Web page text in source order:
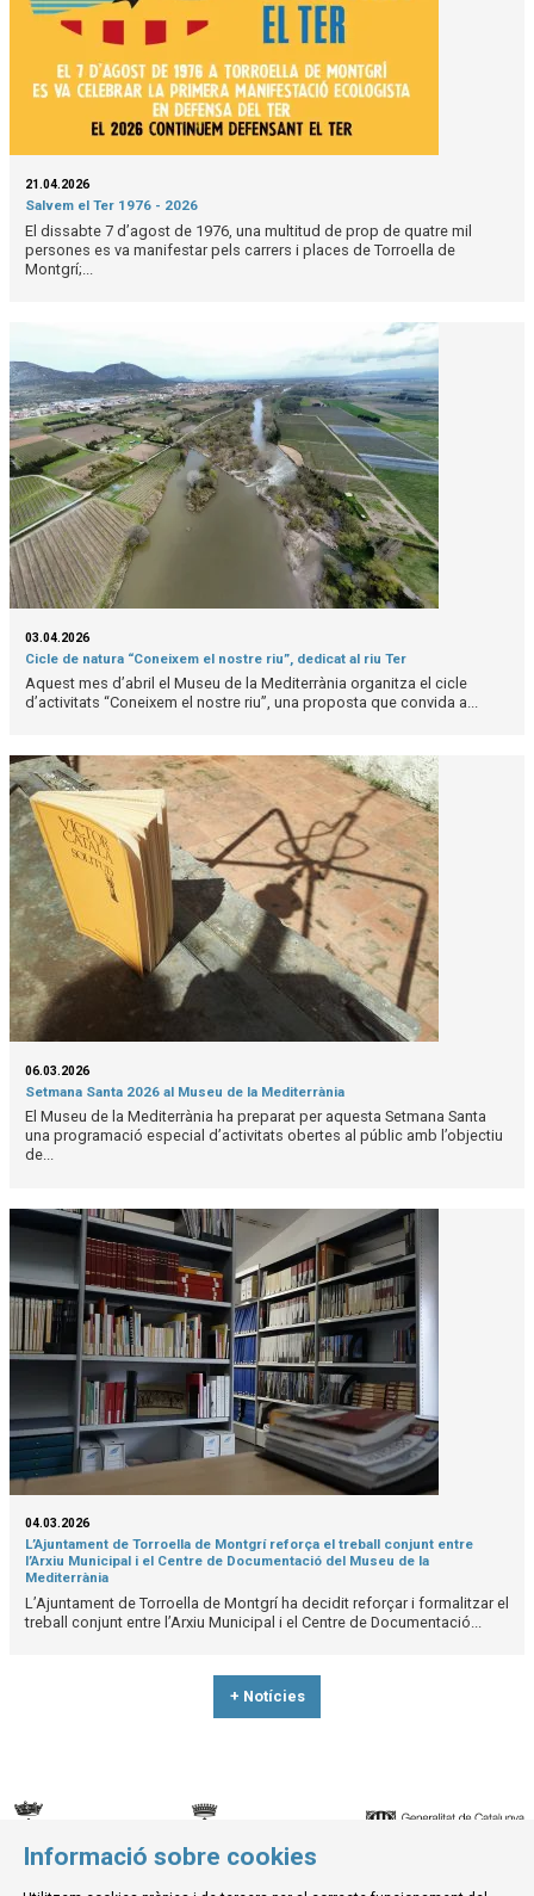
21.04.2026
Salvem el Ter 1976 - 2026
El dissabte 7 d’agost de 1976, una multitud de prop de quatre mil
persones es va manifestar pels carrers i places de Torroella de
Montgrí;...
03.04.2026
Cicle de natura “Coneixem el nostre riu”, dedicat al riu Ter
Aquest mes d’abril el Museu de la Mediterrània organitza el cicle
d’activitats “Coneixem el nostre riu”, una proposta que convida a...
06.03.2026
Setmana Santa 2026 al Museu de la Mediterrània
El Museu de la Mediterrània ha preparat per aquesta Setmana Santa
una programació especial d’activitats obertes al públic amb l’objectiu
de...
04.03.2026
L’Ajuntament de Torroella de Montgrí reforça el treball conjunt entre
l’Arxiu Municipal i el Centre de Documentació del Museu de la
Mediterrània
L’Ajuntament de Torroella de Montgrí ha decidit reforçar i formalitzar el
treball conjunt entre l’Arxiu Municipal i el Centre de Documentació...
+ Notícies
Informació sobre cookies